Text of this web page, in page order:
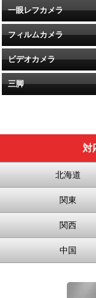
一眼レフカメラ
フィルムカメラ
ビデオカメラ
三脚
対
北海道
関東
関西
中国